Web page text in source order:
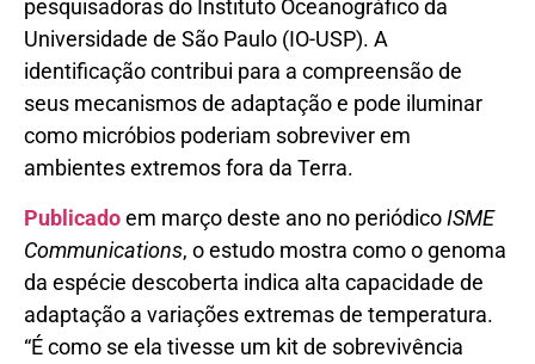
pesquisadoras do Instituto Oceanográfico da
Universidade de São Paulo (IO-USP). A
identificação contribui para a compreensão de
seus mecanismos de adaptação e pode iluminar
como micróbios poderiam sobreviver em
ambientes extremos fora da Terra.
Publicadoem março deste ano no periódicoISME
Communications, o estudo mostra como o genoma
da espécie descoberta indica alta capacidade de
adaptação a variações extremas de temperatura.
“É como se ela tivesse um kit de sobrevivência